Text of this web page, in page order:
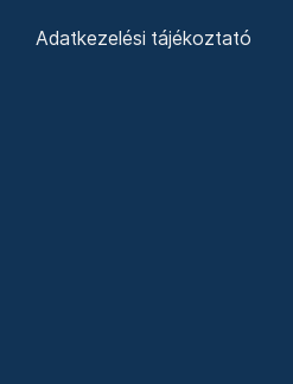
Adatkezelési tájékoztató